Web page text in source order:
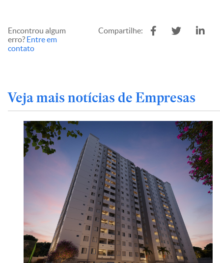
Encontrou algum
erro? Entre em
contato
Compartilhe:
Veja mais notícias de Empresas